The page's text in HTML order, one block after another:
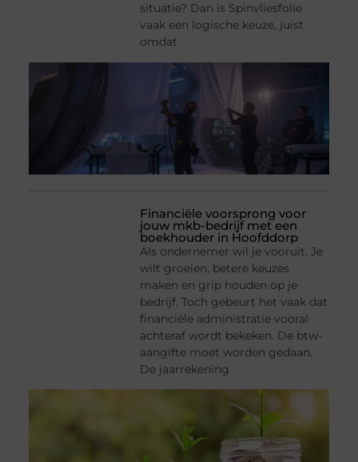
situatie? Dan is Spinvliesfolie
vaak een logische keuze, juist
omdat
Financiële voorsprong voor
jouw mkb-bedrijf met een
boekhouder in Hoofddorp
Als ondernemer wil je vooruit. Je
wilt groeien, betere keuzes
maken en grip houden op je
bedrijf. Toch gebeurt het vaak dat
financiële administratie vooral
achteraf wordt bekeken. De btw-
aangifte moet worden gedaan.
De jaarrekening